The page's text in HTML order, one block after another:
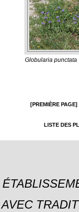
Globularia punctata
[PREMIÈRE PAGE]
LISTE DES
AVEC